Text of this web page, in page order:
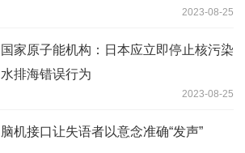
2023-08-25
国家原子能机构：日本应立即停止核污染
水排海错误行为
2023-08-25
脑机接口让失语者以意念准确“发声”